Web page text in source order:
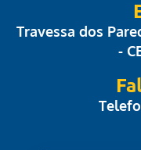
Travessa dos
-